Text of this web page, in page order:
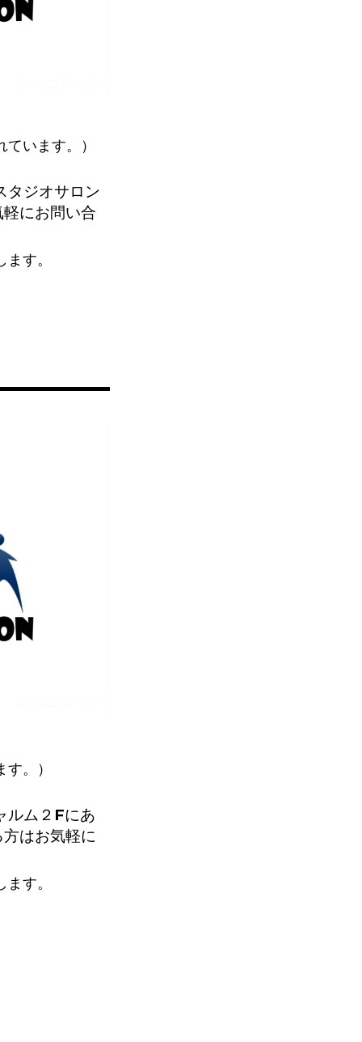
います。）
タジオサロン
にお問い合
す。
。）
ルム２Fにあ
はお気軽に
す。